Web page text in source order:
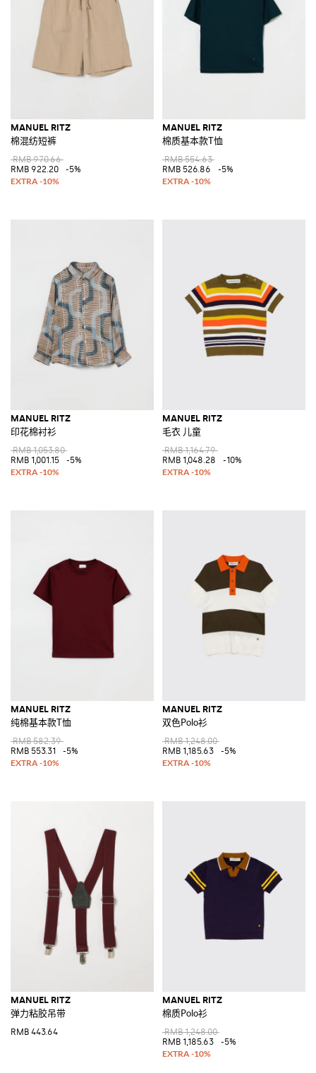
MANUEL RITZ
棉混纺短裤
RMB 970.66
RMB 922.20
-5%
MANUEL RITZ
棉质基本款T恤
RMB 554.63
RMB 526.86
-5%
MANUEL RITZ
印花棉衬衫
RMB 1,053.80
RMB 1,001.15
-5%
MANUEL RITZ
毛衣 儿童
RMB 1,164.79
RMB 1,048.28
-10%
MANUEL RITZ
纯棉基本款T恤
RMB 582.39
RMB 553.31
-5%
MANUEL RITZ
双色Polo衫
RMB 1,248.00
RMB 1,185.63
-5%
MANUEL RITZ
弹力粘胶吊带
RMB 443.64
MANUEL RITZ
棉质Polo衫
RMB 1,248.00
RMB 1,185.63
-5%